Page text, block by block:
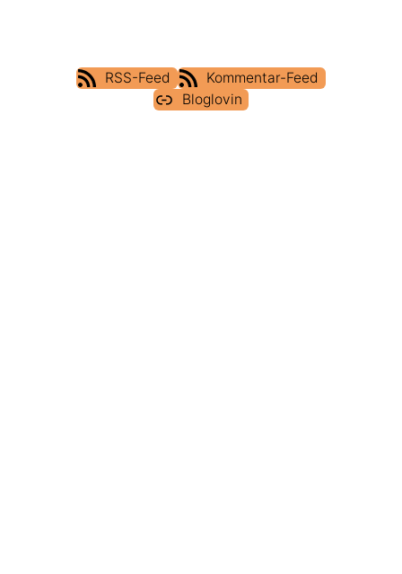
RSS-Feed
Kommentar-Feed
Bloglovin